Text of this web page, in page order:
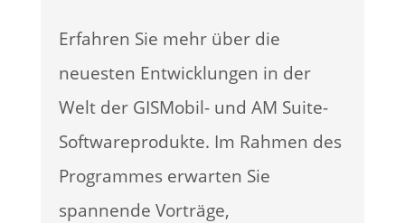
Erfahren Sie mehr über die
neuesten Entwicklungen in der
Welt der GISMobil- und AM Suite-
Softwareprodukte. Im Rahmen des
Programmes erwarten Sie
spannende Vorträge,